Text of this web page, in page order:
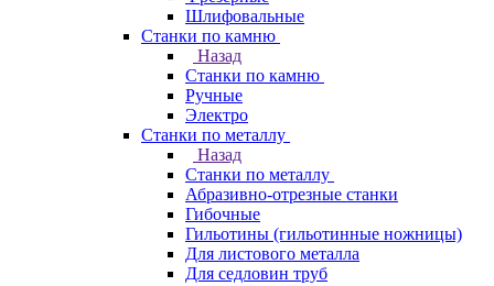
Шлифовальные
Станки по камню
Назад
Станки по камню
Ручные
Электро
Станки по металлу
Назад
Станки по металлу
Абразивно-отрезные станки
Гибочные
Гильотины (гильотинные ножницы)
Для листового металла
Для седловин труб